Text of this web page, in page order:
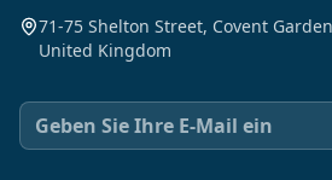
71-75 Shelton Street, Covent
United Kingdom